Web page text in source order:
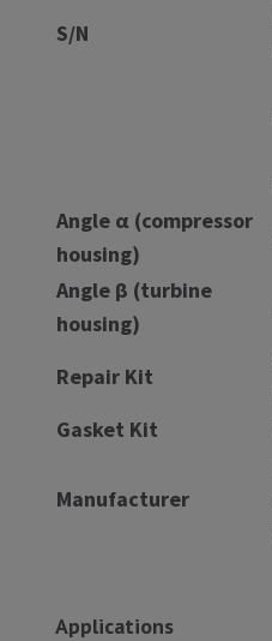
S/N
Angle α (compressor
housing)
Angle β (turbine
housing)
Repair Kit
Gasket Kit
Manufacturer
Applications